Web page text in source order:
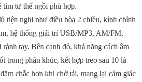
tìm tư thế ngồi phù hợp.
tiện nghi như điều hòa 2 chiều, kính chỉnh
hệ thống giải trí USB/MP3, AM/FM,
tay. Bên cạnh đó, khả năng cách âm
trong phân khúc, kết hợp treo sau 10 lá
chắc hơn khi chở tải, mang lại cảm giác